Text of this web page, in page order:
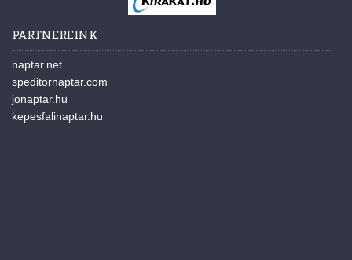
PARTNEREINK
naptar.net
speditornaptar.com
jonaptar.hu
kepesfalinaptar.hu